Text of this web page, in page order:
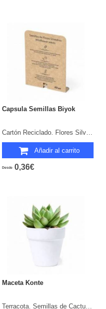
Capsula Semillas Biyok
Cartón Reciclado. Flores Silvestres.
Añadir al carrito
Desde 0,36€
Maceta Konte